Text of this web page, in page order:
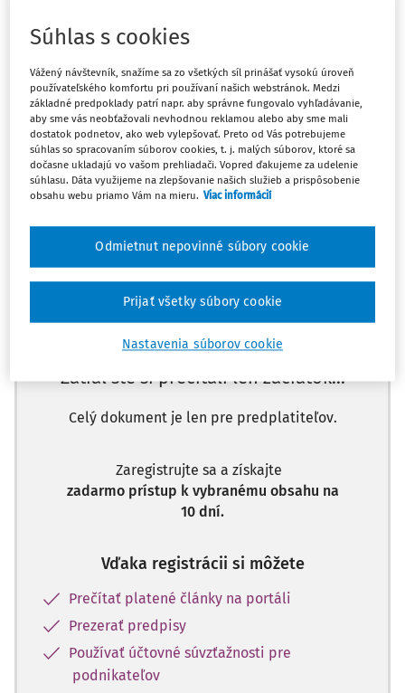
dodaná 31. 3. 2017. V marcovom daňovom priznaní k DPH
dodatočné daňové priznanie k DPH a dodatočný
kontrolný výkaz k DPH za mesiac marec 2017? Daňová
povinnosť vznikla dňom dodania služby (31. 3. 2017),
nárok na odpočet DPH taktiež 31. 3. 2017 podľa § 51 ods. 1
písm. b) = daň je vedená v záznamoch?
Máte predplatné? Prihláste sa
Zatiaľ ste si prečítali len začiatok...
Celý dokument je len pre predplatiteľov.
Zaregistrujte sa a získajte
zadarmo prístup k vybranému obsahu na
10 dní.
Vďaka registrácii si môžete
Prečítať platené články na portáli
Prezerať predpisy
Používať účtovné súvzťažnosti pre
podnikateľov
Súhlas s cookies
Vážený návštevník, snažíme sa zo všetkých síl prinášať vysokú úroveň
používateľského komfortu pri používaní našich webstránok. Medzi
základné predpoklady patrí napr. aby správne fungovalo vyhľadávanie,
aby sme vás neobťažovali nevhodnou reklamou alebo aby sme mali
dostatok podnetov, ako web vylepšovať. Preto od Vás potrebujeme
súhlas so spracovaním súborov cookies, t. j. malých súborov, ktoré sa
dočasne ukladajú vo vašom prehliadači. Vopred ďakujeme za udelenie
súhlasu. Dáta využijeme na zlepšovanie našich služieb a prispôsobenie
obsahu webu priamo Vám na mieru. Viac informácií
Nastavenia súborov cookie
Odmietnut nepovinné súbory cookie
Prijať všetky súbory cookie